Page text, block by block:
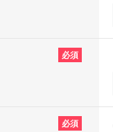
必須
必須